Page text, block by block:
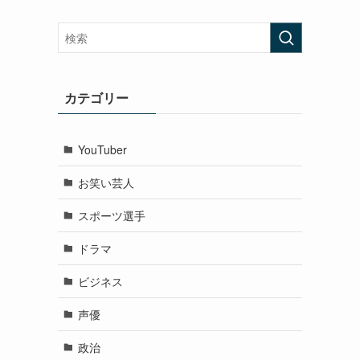
カテゴリー
YouTuber
お笑い芸人
スポーツ選手
ドラマ
ビジネス
声優
政治